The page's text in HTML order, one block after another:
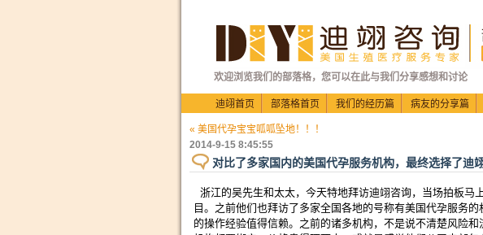
欢迎浏览我们的部落格，您可以在此与我们分享感想和讨论
迪翊首页 部落格首页 我们的经历篇 病友的分享篇
« 美国代孕宝宝呱呱坠地！！！
2014-9-15 8:45:55
对比了多家国内的美国代孕服务机构，最终选择了迪翊
浙江的吴先生和太太，今天特地拜访迪翊咨询，当场拍板马
目。之前他们也拜访了多家全国各地的号称有美国代孕服务
的操作经验值得信赖。之前的诸多机构，不是说不清楚风险